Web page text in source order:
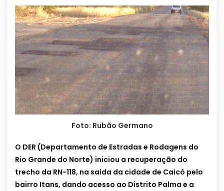
Foto: Rubão Germano
O DER (Departamento de Estradas e Rodagens do
Rio Grande do Norte) iniciou a recuperação do
trecho da RN-118, na saída da cidade de Caicó pelo
bairro Itans, dando acesso ao Distrito Palma e a